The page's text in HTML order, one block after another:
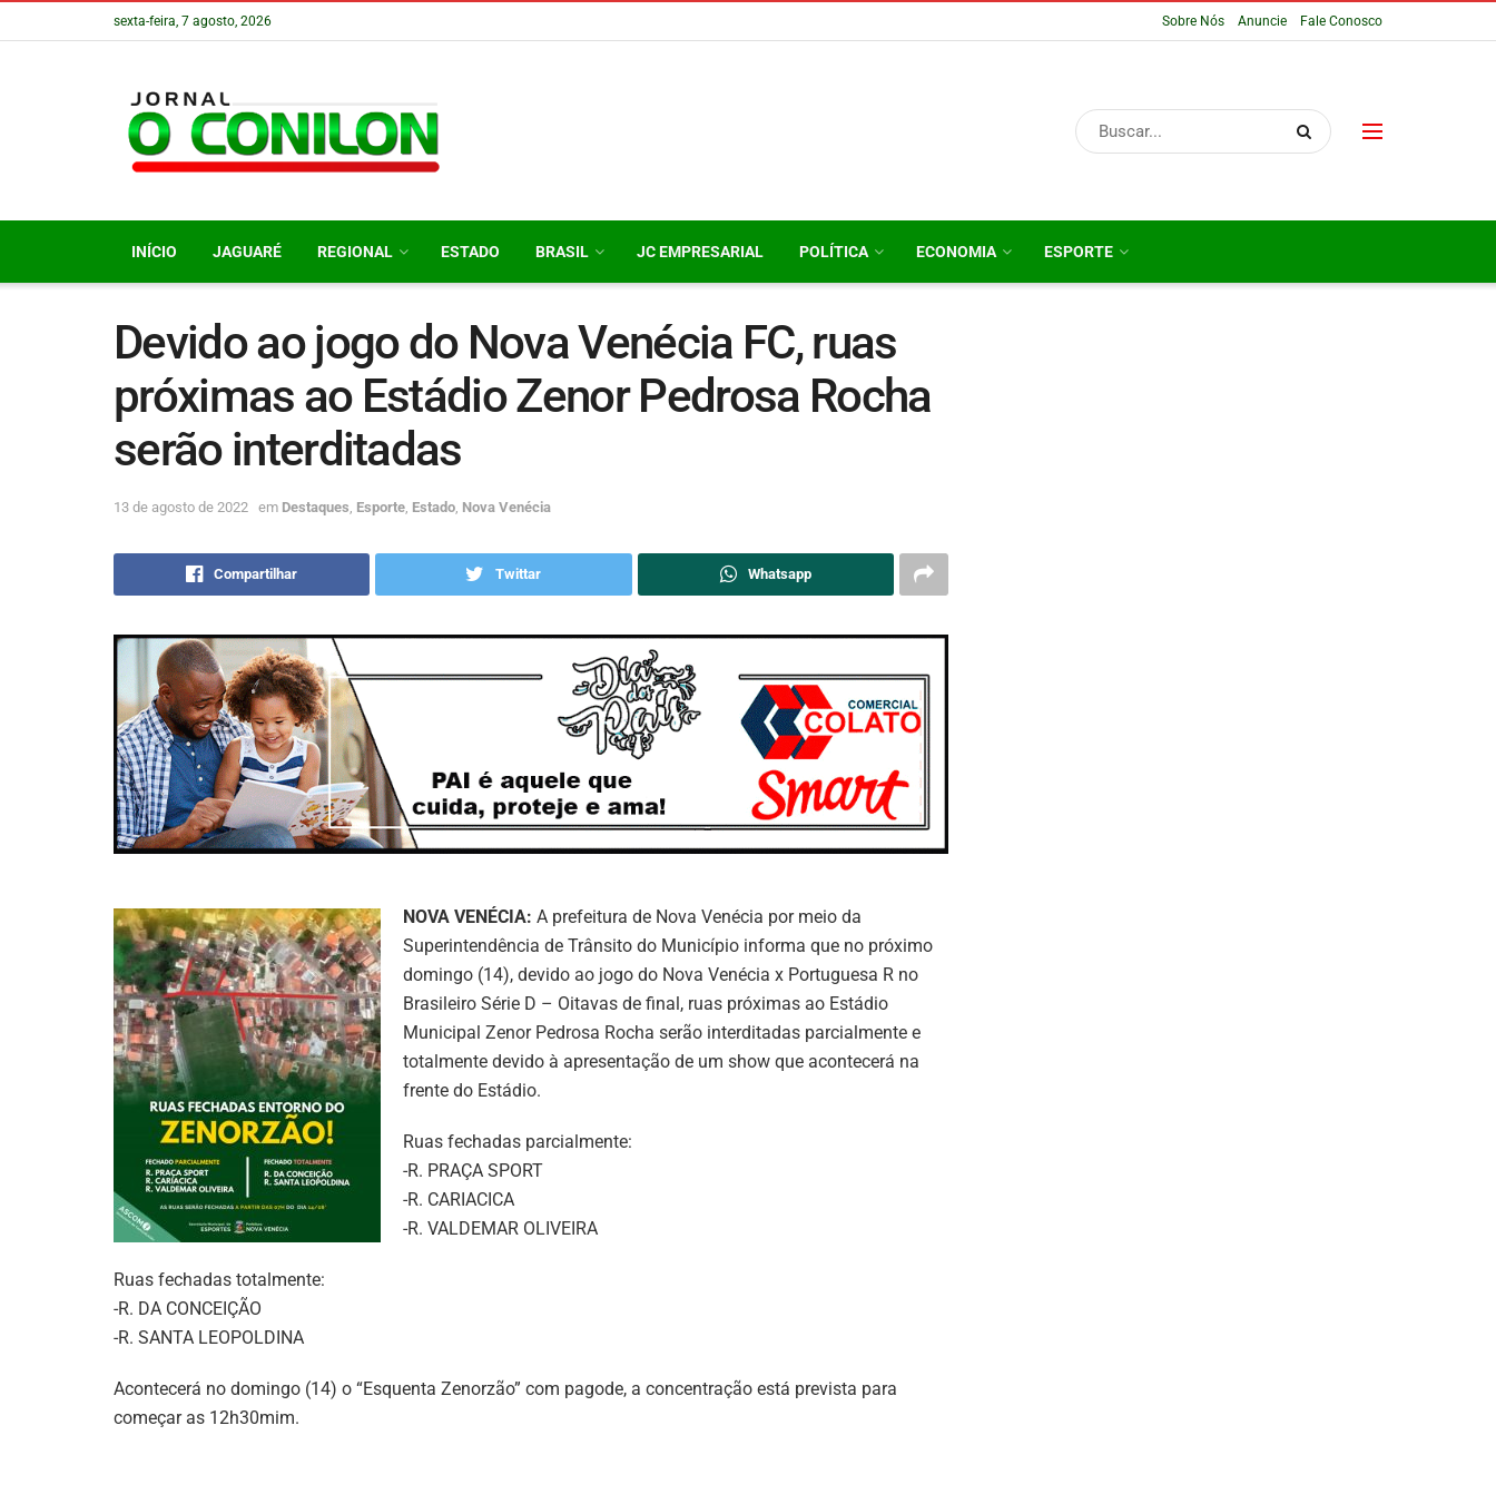
sexta-feira, 7 agosto, 2026 Sobre Nós Anuncie Fale Conosco
INÍCIO JAGUARÉ REGIONAL ESTADO BRASIL JC EMPRESARIAL POLÍTICA ECONOMIA ESPORTE
Devido ao jogo do Nova Venécia FC, ruas
próximas ao Estádio Zenor Pedrosa Rocha
serão interditadas
13 de agosto de 2022 em Destaques Esporte Estado Nova Venécia
Compartilhar Twittar Whatsapp
NOVA VENÉCIA: A prefeitura de Nova Venécia por meio da
Superintendência de Trânsito do Município informa que no próximo
domingo (14), devido ao jogo do Nova Venécia x Portuguesa R no
Brasileiro Série D – Oitavas de final, ruas próximas ao Estádio
Municipal Zenor Pedrosa Rocha serão interditadas parcialmente e
totalmente devido à apresentação de um show que acontecerá na
frente do Estádio.
Ruas fechadas parcialmente:
-R. PRAÇA SPORT
-R. CARIACICA
-R. VALDEMAR OLIVEIRA
Ruas fechadas totalmente:
-R. DA CONCEIÇÃO
-R. SANTA LEOPOLDINA
Acontecerá no domingo (14) o “Esquenta Zenorzão” com pagode, a concentração está prevista para
começar as 12h30mim.